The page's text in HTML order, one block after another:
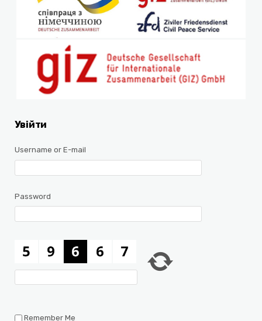
Увійти
Username or E-mail
Password
Remember Me